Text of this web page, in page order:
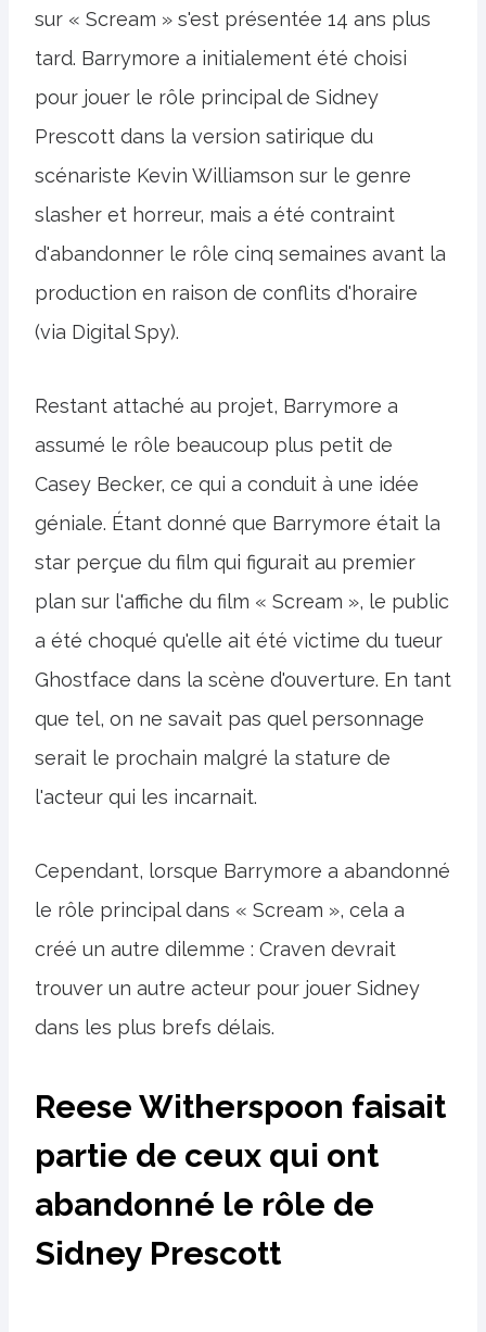
sur « Scream » s'est présentée 14 ans plus
tard. Barrymore a initialement été choisi
pour jouer le rôle principal de Sidney
Prescott dans la version satirique du
scénariste Kevin Williamson sur le genre
slasher et horreur, mais a été contraint
d'abandonner le rôle cinq semaines avant la
production en raison de conflits d'horaire
(via Digital Spy).
Restant attaché au projet, Barrymore a
assumé le rôle beaucoup plus petit de
Casey Becker, ce qui a conduit à une idée
géniale. Étant donné que Barrymore était la
star perçue du film qui figurait au premier
plan sur l'affiche du film « Scream », le public
a été choqué qu'elle ait été victime du tueur
Ghostface dans la scène d'ouverture. En tant
que tel, on ne savait pas quel personnage
serait le prochain malgré la stature de
l'acteur qui les incarnait.
Cependant, lorsque Barrymore a abandonné
le rôle principal dans « Scream », cela a
créé un autre dilemme : Craven devrait
trouver un autre acteur pour jouer Sidney
dans les plus brefs délais.
Reese Witherspoon faisait
partie de ceux qui ont
abandonné le rôle de
Sidney Prescott